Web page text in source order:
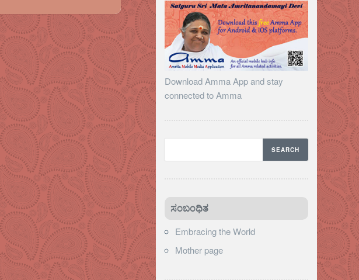
Download Amma App and stay
connected to Amma
ಸಂಬಂಧಿತ
Embracing the World
Mother page